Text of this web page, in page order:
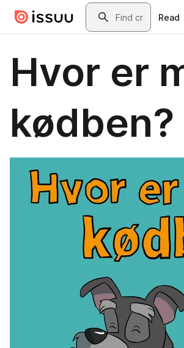
Skip to main contentSearch
Read
Hvor er
kødben?